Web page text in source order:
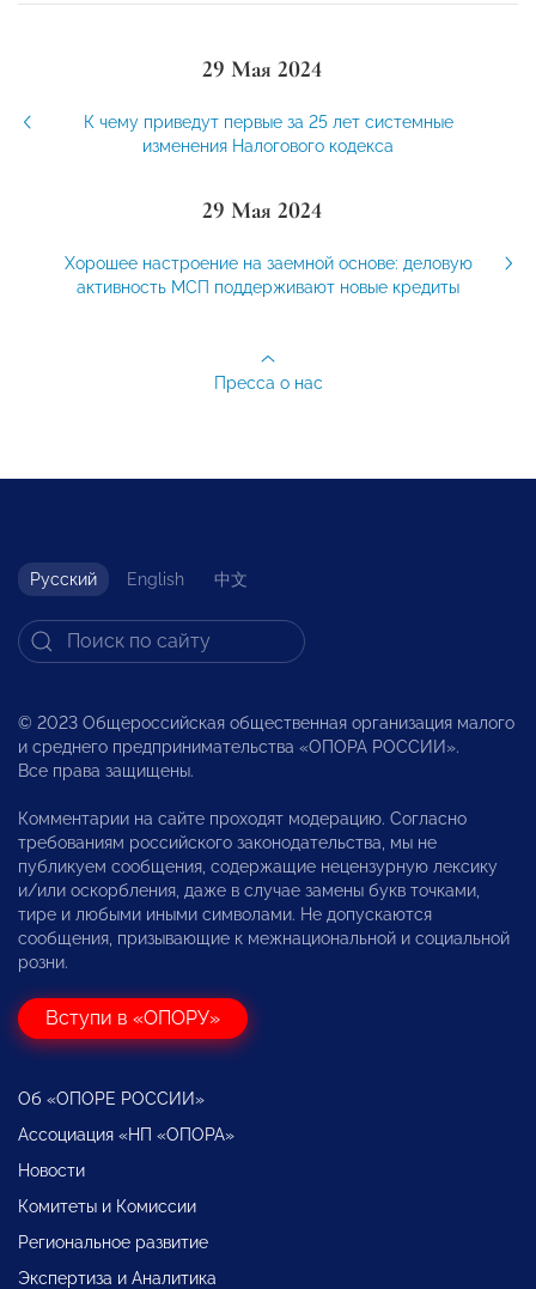
29 Мая 2024
К чему приведут первые за 25 лет системные
изменения Налогового кодекса
29 Мая 2024
Хорошее настроение на заемной основе: деловую
активность МСП поддерживают новые кредиты
Пресса о нас
Русский English 中文
© 2023 Общероссийская общественная организация малого
и среднего предпринимательства «ОПОРА РОССИИ».
Все права защищены.
Комментарии на сайте проходят модерацию. Согласно
требованиям российского законодательства, мы не
публикуем сообщения, содержащие нецензурную лексику
и/или оскорбления, даже в случае замены букв точками,
тире и любыми иными символами. Не допускаются
сообщения, призывающие к межнациональной и социальной
розни.
Вступи в «ОПОРУ»
Об «ОПОРЕ РОССИИ»
Ассоциация «НП «ОПОРА»
Новости
Комитеты и Комиссии
Региональное развитие
Экспертиза и Аналитика